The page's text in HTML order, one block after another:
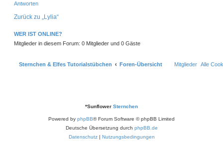
Antworten
Zurück zu „Lylia“
WER IST ONLINE?
Mitglieder in diesem Forum: 0 Mitglieder und 0 Gäste
Sternchen & Elfes Tutorialstübchen Foren-Übersicht Alle
Mitglieder
*Sunflower Sternchen
Powered by phpBB® Forum Software © phpBB Limited
Deutsche Übersetzung durch phpBB.de
Datenschutz| Nutzungsbedingungen